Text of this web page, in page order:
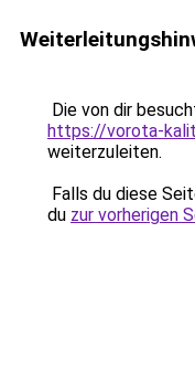
Die von dir
https://vorota-
weiterzuleiten.
Falls du diese
du zur vorherigen